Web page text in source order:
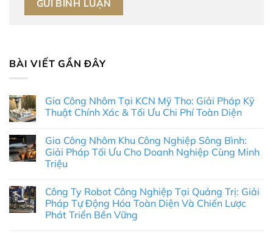
BÀI VIẾT GẦN ĐÂY
Gia Công Nhôm Tại KCN Mỹ Tho: Giải Pháp Kỹ
Thuật Chính Xác & Tối Ưu Chi Phí Toàn Diện
bình
luận
ở
Gia
Tại
KCN
Mỹ
Tho:
Giải
Gia Công Nhôm Khu Công Nghiệp Sông Bình:
Giải Pháp Tối Ưu Cho Doanh Nghiệp Cùng Minh
Triệu
bình
luận
ở
Gia
Công Ty Robot Công Nghiệp Tại Quảng Trị: Giải
Pháp Tự Động Hóa Toàn Diện Và Chiến Lược
Phát Triển Bền Vững